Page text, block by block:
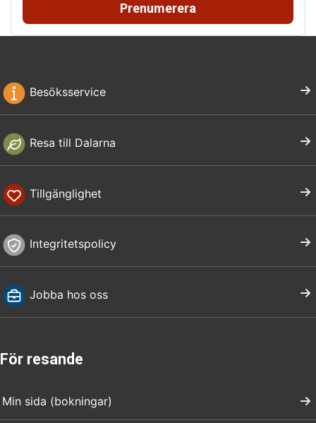
Prenumerera
Besöksservice
Resa till Dalarna
Tillgänglighet
Integritetspolicy
Jobba hos oss
För resande
Min sida (bokningar)